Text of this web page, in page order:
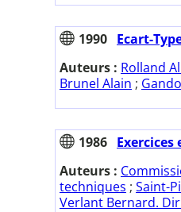
1990 Ecart-
Auteurs : Rolland
Brunel Alain ;
1986 Exercices
Auteurs :
techniques ; Saint-
Verlant Bernard.